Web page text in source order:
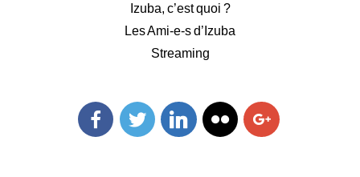
Izuba, c’est quoi ?
Les Ami-e-s d’Izuba
Streaming